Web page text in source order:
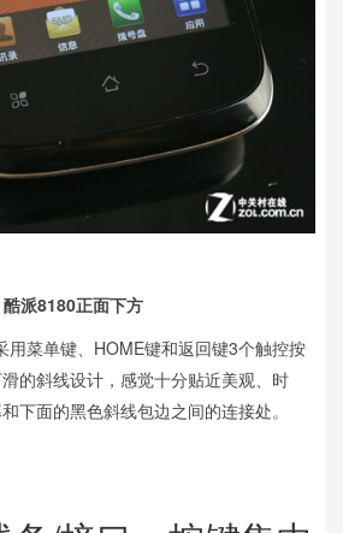
酷派8180正面下方
菜单键、HOME键和返回键3个触控按
的斜线设计，感觉十分贴近美观、时
下面的黑色斜线包边之间的连接处。